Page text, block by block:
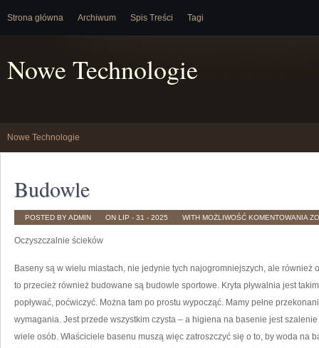
Strona główna Archiwum Spis Treści Tagi
Nowe Technologie
Nowe Technologie
Budowle
POSTED BY ADMIN ON LIP - 31 - 2025 WITH MOŻLIWOŚĆ KOMENTOWANIA
Oczyszczalnie ścieków
Baseny są w wielu miastach, nie jedynie tych najogromniejszych, ale również
to przecież również budowane są budowle sportowe. Kryta pływalnia jest
popływać, poćwiczyć. Można tam po prostu wypocząć. Mamy pełne
wymagania. Jest przede wszystkim czysta – a higiena na basenie jest
wiele osób. Właściciele basenu muszą więc zatroszczyć się o to, by woda na